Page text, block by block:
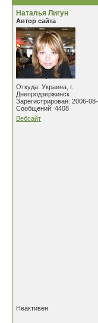
Наталья Лигун
Автор сайта
Откуда: Украина, г.
Днепродзержинск
Зарегистрирован: 2006-
Сообщений: 4408
Вебсайт
Неактивен